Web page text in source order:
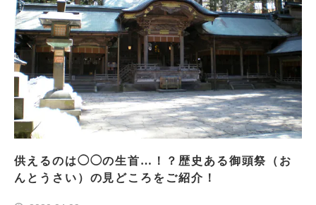
供えるのは◯◯の生首…！？歴史ある御頭祭（お
んとうさい）の見どころをご紹介！